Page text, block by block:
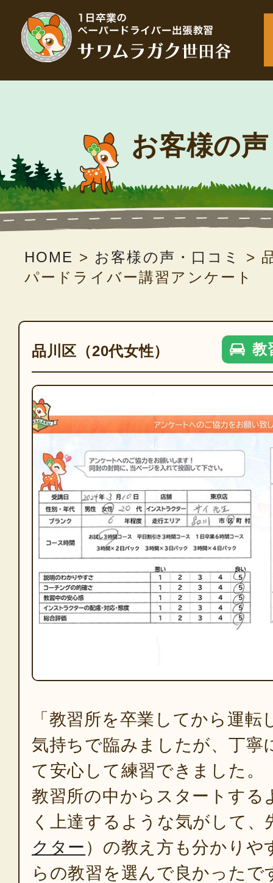
お客様の
HOME > お客様の声・口コミ >
パードライバー講習アンケート
品川区（20代女性） 教
「教習所を卒業してから運
気持ちで臨みましたが、丁寧
て安心して練習できました。
教習所の中からスタートする
く上達するような気がして
クター ）の教え方も分かりや
らの教習を選んで良かったで